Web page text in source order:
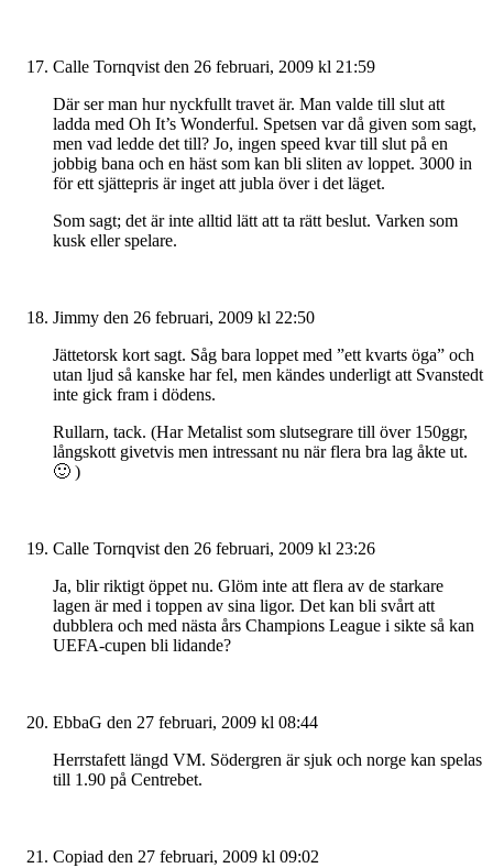
Calle Tornqvist den 26 februari, 2009 kl 21:59
Där ser man hur nyckfullt travet är. Man valde till slut att
ladda med Oh It’s Wonderful. Spetsen var då given som sagt,
men vad ledde det till? Jo, ingen speed kvar till slut på en
jobbig bana och en häst som kan bli sliten av loppet. 3000 in
för ett sjättepris är inget att jubla över i det läget.
Som sagt; det är inte alltid lätt att ta rätt beslut. Varken som
kusk eller spelare.
Jimmy den 26 februari, 2009 kl 22:50
Jättetorsk kort sagt. Såg bara loppet med ”ett kvarts öga” och
utan ljud så kanske har fel, men kändes underligt att Svanstedt
inte gick fram i dödens.
Rullarn, tack. (Har Metalist som slutsegrare till över 150ggr,
långskott givetvis men intressant nu när flera bra lag åkte ut.
🙂 )
Calle Tornqvist den 26 februari, 2009 kl 23:26
Ja, blir riktigt öppet nu. Glöm inte att flera av de starkare
lagen är med i toppen av sina ligor. Det kan bli svårt att
dubblera och med nästa års Champions League i sikte så kan
UEFA-cupen bli lidande?
EbbaG den 27 februari, 2009 kl 08:44
Herrstafett längd VM. Södergren är sjuk och norge kan spelas
till 1.90 på Centrebet.
Copiad den 27 februari, 2009 kl 09:02